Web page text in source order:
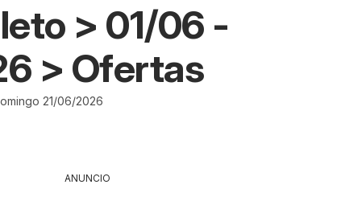
> 01/06 -
> Ofertas
21/06/2026
ANUNCIO